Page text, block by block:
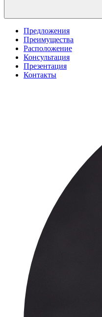
Предложения
Преимущества
Расположение
Консультация
Презентация
Контакты